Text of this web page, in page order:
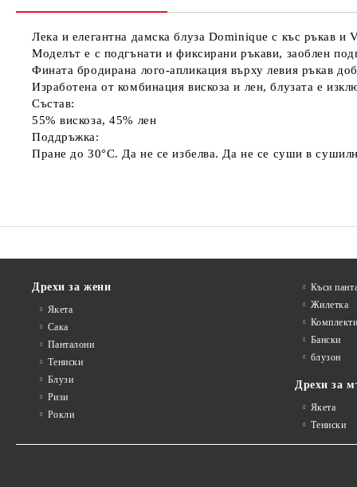
Лека и елегантна дамска блуза Dominique с къс ръкав и
Моделът е с подгънати и фиксирани ръкави, заоблен
Фината бродирана лого-апликация върху левия ръкав
Изработена от комбинация вискоза и лен, блузата е
Състав:
55% вискоза, 45% лен
Поддръжка:
Пране до 30°C. Да не се избелва. Да не се суши в
Дрехи за жени
Якета
Сакa
Панталони
Тениски
Блузи
Ризи
Рокли
Къси
Жилетка
Комплекти
Бански
блузон
Дрехи за
Якета
Тениски